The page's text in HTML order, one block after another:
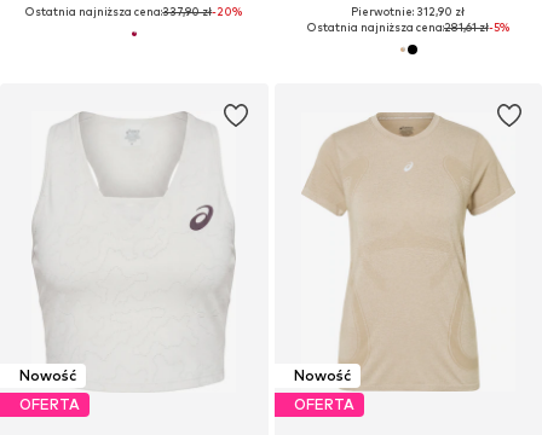
Ostatnia najniższa cena:337,90 zł-20%
Pierwotnie: 312,90 zł
Ostatnia najniższa cena:281,61 zł-5%
Nowość
OFERTA
Nowość
OFERTA